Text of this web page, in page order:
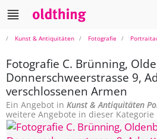
Kunst & Antiquitäten Fotografie
Fotografie C. Brünning,
Donnerschweerstrasse 9,
verschlossenen Armen
Ein Angebot in Kunst & Antiquitäten
weitere Angebote in dieser Kategorie